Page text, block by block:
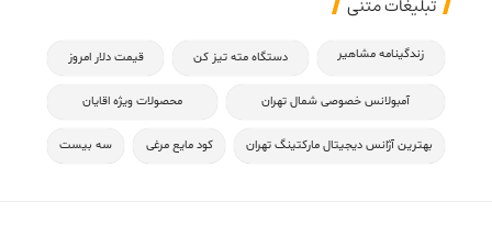
زندگینامه مشاهیر دستگاه مته تیز کن قیمت دلار امروز
آمبولانس خصوصی شمال تهران محصولات ویژه اقایان
بهترین آژانس دیجیتال مارکتینگ تهران کود مایع مرغی سه بیست